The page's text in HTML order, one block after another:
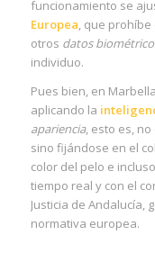
funcionamiento se
Europea , que prohíbe
otros datos
individuo.
Pues bien, en
aplicando la
apariencia, esto es,
sino fijándose en el
color del pelo e
tiempo real y con el
Justicia de Andalucía,
normativa europea.